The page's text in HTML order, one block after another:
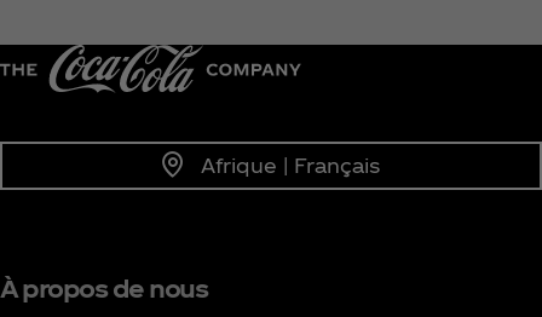
Afrique | Français
À propos de nous